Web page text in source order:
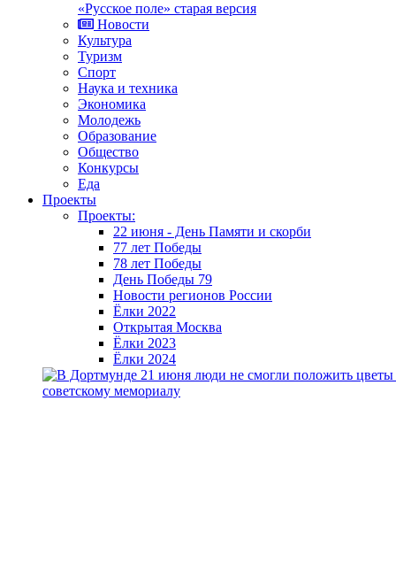
«Русское поле» старая версия
Новости
Культура
Туризм
Спорт
Наука и техника
Экономика
Молодежь
Образование
Общество
Конкурсы
Еда
Проекты
Проекты:
22 июня - День Памяти и скорби
77 лет Победы
78 лет Победы
День Победы 79
Новости регионов России
Ёлки 2022
Открытая Москва
Ёлки 2023
Ёлки 2024